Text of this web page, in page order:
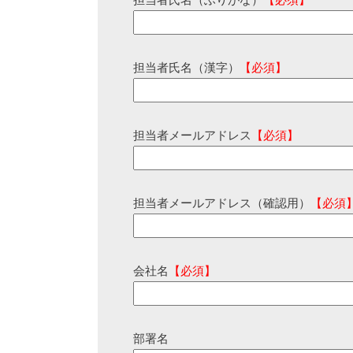
担当者氏名（漢字） 【必須】
担当者メールアドレス 【必須】
担当者メールアドレス（確認用） 【必須
会社名 【必須】
部署名